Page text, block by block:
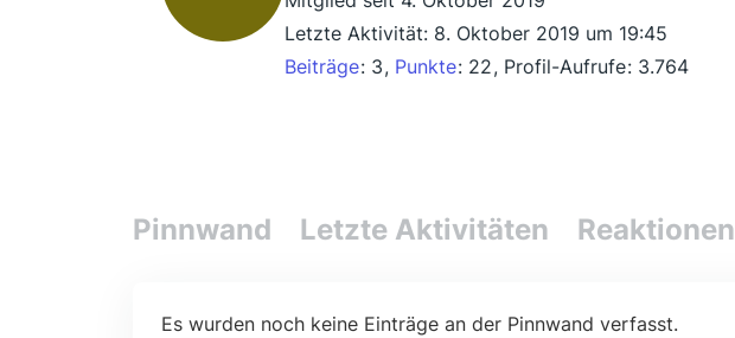
Letzte Aktivität: 8. Oktober 2019 um 19:45
Beiträge 3 Punkte 22 Profil-Aufrufe 3.764
Pinnwand Letzte Aktivitäten Reaktionen
Es wurden noch keine Einträge an der Pinnwand verfasst.